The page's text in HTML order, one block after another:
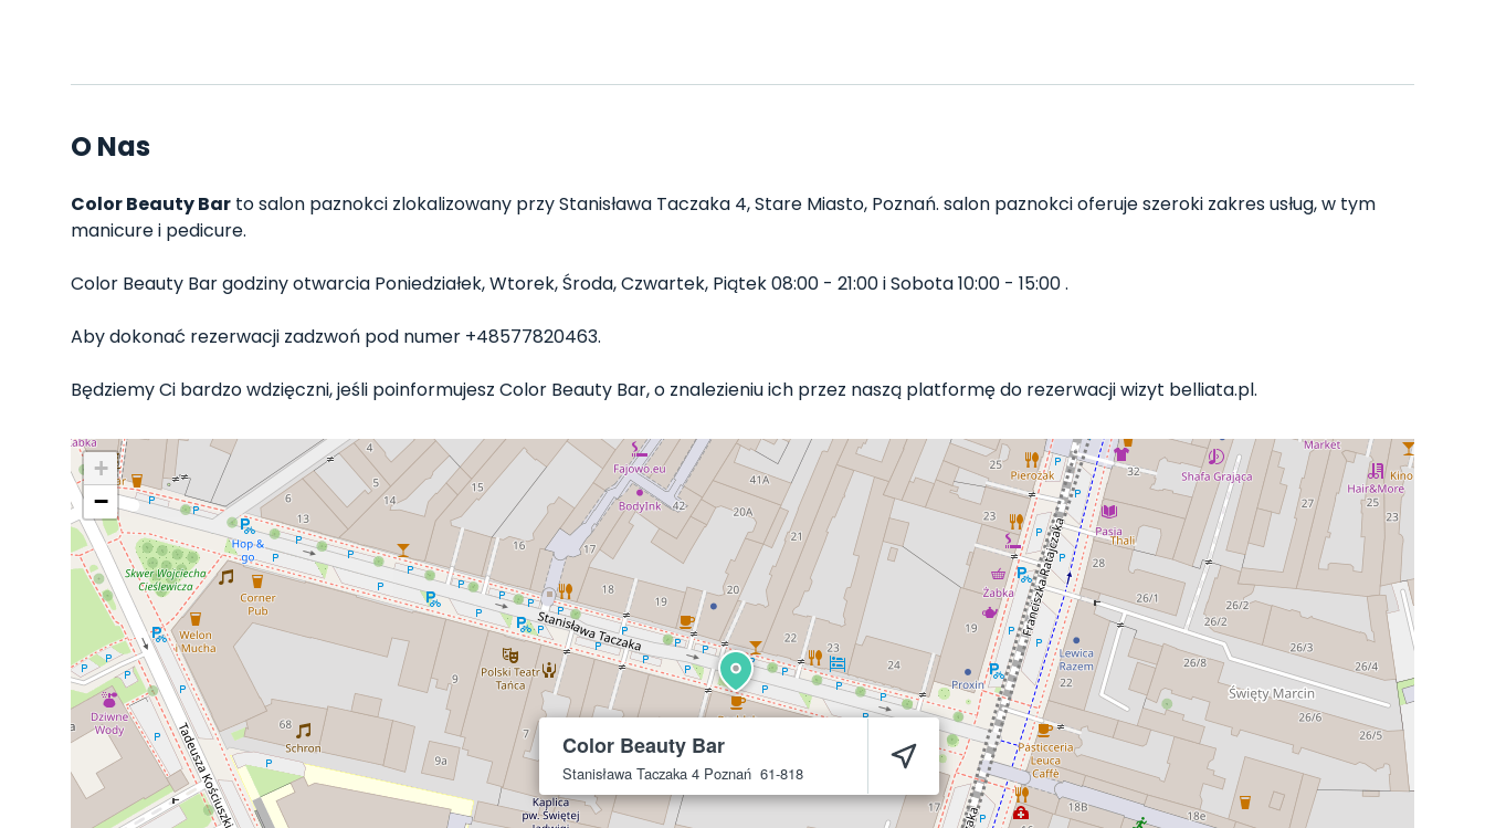
O Nas
Color Beauty Bar to salon paznokci zlokalizowany przy Stanisława Taczaka 4, Stare Miasto, Poznań. salon paznokci oferuje szeroki zakres usług, w tym
manicure i pedicure.
Color Beauty Bar godziny otwarcia Poniedziałek, Wtorek, Środa, Czwartek, Piątek 08:00 - 21:00 i Sobota 10:00 - 15:00 .
Aby dokonać rezerwacji zadzwoń pod numer +48577820463.
Będziemy Ci bardzo wdzięczni, jeśli poinformujesz Color Beauty Bar, o znalezieniu ich przez naszą platformę do rezerwacji wizyt belliata.pl.
Color Beauty Bar
Stanisława Taczaka 4 Poznań 61-818
+
−